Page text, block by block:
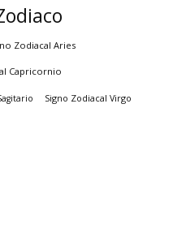
Zodiacal Aries
Capricornio
Signo Zodiacal Virgo